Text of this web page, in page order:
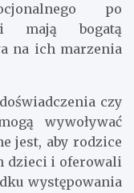
po
mają bogatą
na ich marzenia
czy
wywoływać
jest, aby rodzice
dzieci i oferowali
występowania